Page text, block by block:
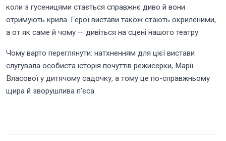
коли з гусеницями стається справжнє диво й вони
отримують крила. Герої вистави також стають окриленими,
а от як саме й чому — дивіться на сцені нашого театру.
Чому варто переглянути: натхненням для цієї вистави
слугувала особиста історія почуттів режисерки, Марії
Власової у дитячому садочку, а тому це по-справжньому
щира й зворушлива п’єса.